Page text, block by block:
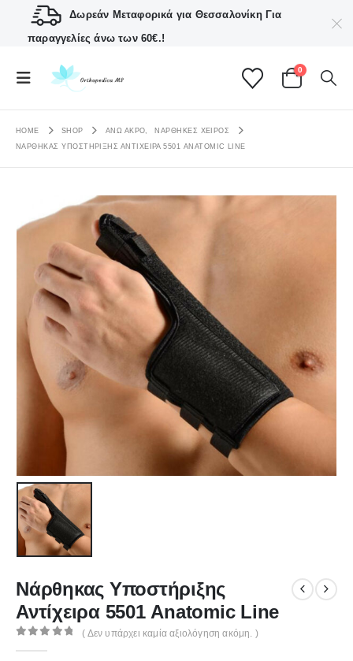
Δωρεάν Μεταφορικά για ΘεσσαλονίκηΓια
παραγγελίες άνω των 60€.!
0
HOME SHOP ΑΝΩ ΑΚΡΟ,
ΝΆΡΘΗΚΕΣ ΧΕΙΡΌΣ
ΝΆΡΘΗΚΑΣ ΥΠΟΣΤΉΡΙΞΗΣ ΑΝΤΊΧΕΙΡΑ 5501 ANATOMIC LINE
Νάρθηκας Υποστήριξης
Αντίχειρα 5501 Anatomic Line
( Δεν υπάρχει καμία αξιολόγηση ακόμη. )